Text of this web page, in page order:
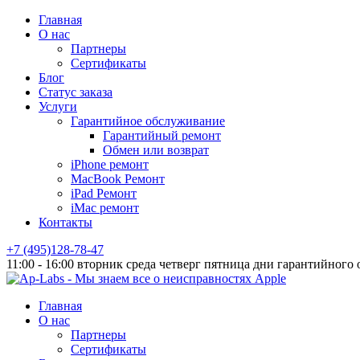
Главная
О нас
Партнеры
Сертификаты
Блог
Статус заказа
Услуги
Гарантийное обслуживание
Гарантийный ремонт
Обмен или возврат
iPhone ремонт
MacBook Ремонт
iPad Ремонт
iMac ремонт
Контакты
+7 (495)128-78-47
11:00 - 16:00 вторник среда четверг пятница дни
Главная
О нас
Партнеры
Сертификаты